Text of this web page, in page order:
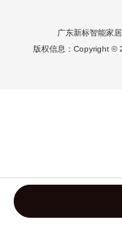
广东新标智能家
版权信息：Copyright ©